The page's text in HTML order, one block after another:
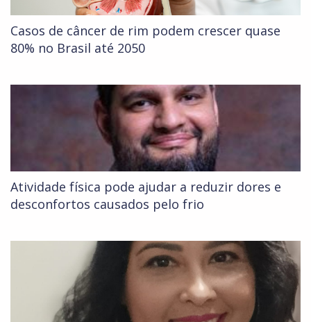
Casos de câncer de rim podem crescer quase
80% no Brasil até 2050
Atividade física pode ajudar a reduzir dores e
desconfortos causados pelo frio